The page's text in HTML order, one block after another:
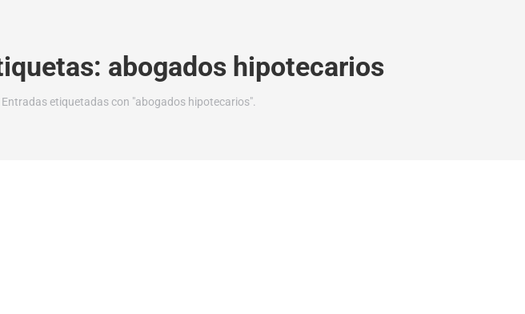
abogados hipotecarios
Entradas etiquetadas con "abogados hipotecarios".